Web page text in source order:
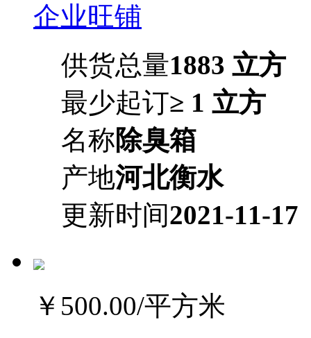
企业旺铺
供货总量1883 立方
最少起订≥ 1 立方
名称除臭箱
产地河北衡水
更新时间2021-11-17
￥500.00/平方米